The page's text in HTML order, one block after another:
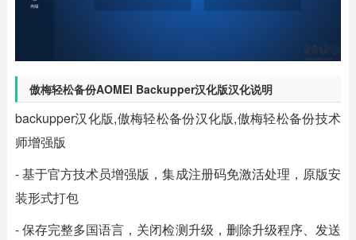
傲梅轻松备份AOMEI Backupper汉化版汉化说明
backupper汉化版,傲梅轻松备份汉化版,傲梅轻松备份技术
师增强版
- 基于官方技术员增强版，集成注册码免激活处理，原版安
装形式打包
- 保存完整多国语言，关闭检测升级，删除升级程序、发送